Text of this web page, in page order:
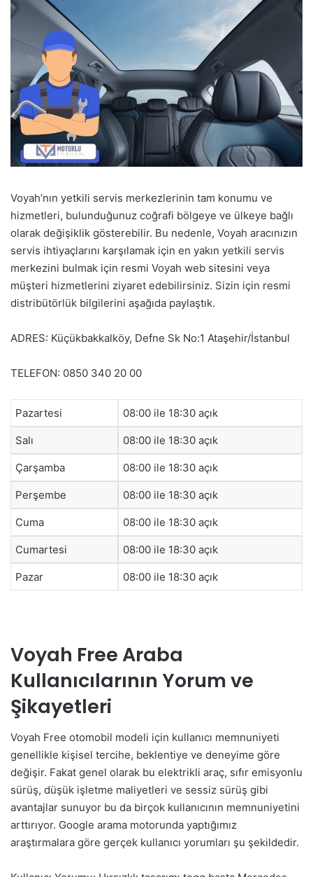
Voyah’nın yetkili servis merkezlerinin tam konumu ve
hizmetleri, bulunduğunuz coğrafi bölgeye ve ülkeye bağlı
olarak değişiklik gösterebilir. Bu nedenle, Voyah aracınızın
servis ihtiyaçlarını karşılamak için en yakın yetkili servis
merkezini bulmak için resmi Voyah web sitesini veya
müşteri hizmetlerini ziyaret edebilirsiniz. Sizin için resmi
distribütörlük bilgilerini aşağıda paylaştık.
ADRES: Küçükbakkalköy, Defne Sk No:1 Ataşehir/İstanbul
TELEFON: 0850 340 20 00
Pazartesi 08:00 ile 18:30 açık
Salı 08:00 ile 18:30 açık
Çarşamba 08:00 ile 18:30 açık
Perşembe 08:00 ile 18:30 açık
Cuma 08:00 ile 18:30 açık
Cumartesi 08:00 ile 18:30 açık
Pazar 08:00 ile 18:30 açık
Voyah Free Araba
Kullanıcılarının Yorum ve
Şikayetleri
Voyah Free otomobil modeli için kullanıcı memnuniyeti
genellikle kişisel tercihe, beklentiye ve deneyime göre
değişir. Fakat genel olarak bu elektrikli araç, sıfır emisyonlu
sürüş, düşük işletme maliyetleri ve sessiz sürüş gibi
avantajlar sunuyor bu da birçok kullanıcının memnuniyetini
arttırıyor. Google arama motorunda yaptığımız
araştırmalara göre gerçek kullanıcı yorumları şu şekildedir.